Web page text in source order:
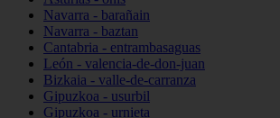
Navarra - barañain
Navarra - baztan
Cantabria - entrambasaguas
León - valencia-de-don-juan
Bizkaia - valle-de-carranza
Gipuzkoa - usurbil
Gipuzkoa - urnieta